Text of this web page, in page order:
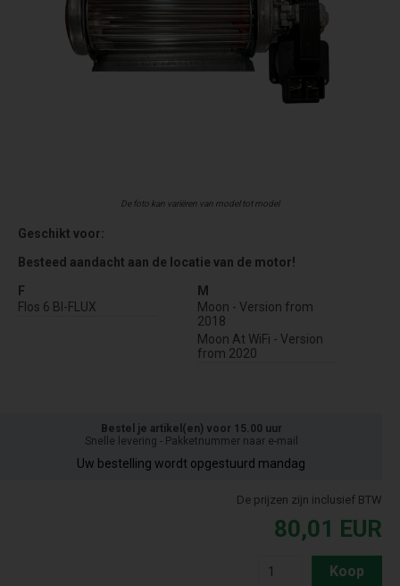
De foto kan variëren van model tot model
Geschikt voor:
Besteed aandacht aan de locatie van de motor!
F
Flos 6 BI-FLUX
M
Moon - Version from
2018
Moon At WiFi - Version
from 2020
Bestel je artikel(en) voor 15.00 uur
Snelle levering - Pakketnummer naar e-mail
Uw bestelling wordt opgestuurd mandag
De prijzen zijn inclusief BTW
80,01 EUR
Koop